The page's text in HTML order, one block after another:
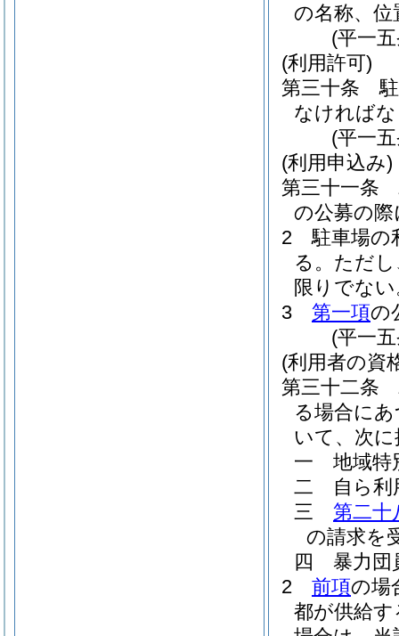
の名称、
(平一
(利用許可)
第三十条
なければ
(平一
(利用申込み)
第三十一条
の公募の
2
駐車場の
る。 ただ
限りでな
3
第一項の
(平一
(利用者の資
第三十二条
る場合に
いて、次
一
地域特
二
自ら
三
第二十
の請求を
四
暴力団
2
前項の場
都が供給